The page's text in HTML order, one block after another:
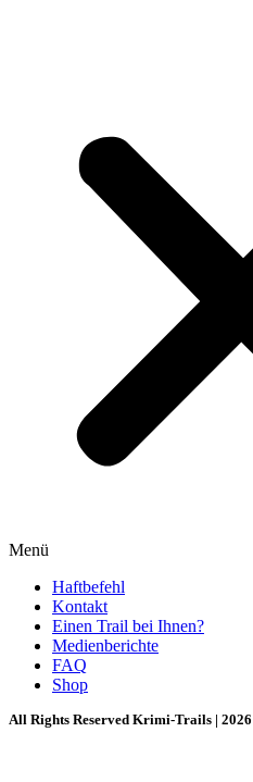
Menü
Haftbefehl
Kontakt
Einen Trail bei Ihnen?
Medienberichte
FAQ
Shop
All Rights Reserved Krimi-Trails | 2026